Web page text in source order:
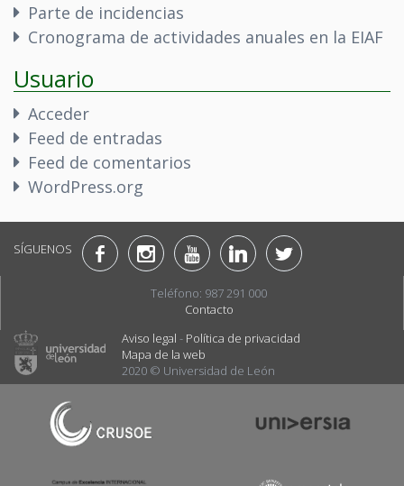
Parte de incidencias
Cronograma de actividades anuales en la EIAF
Usuario
Acceder
Feed de entradas
Feed de comentarios
WordPress.org
SÍGUENOS
Teléfono: 987 291 000
Contacto
Aviso legal - Política de privacidad
Mapa de la web
2020 © Universidad de León